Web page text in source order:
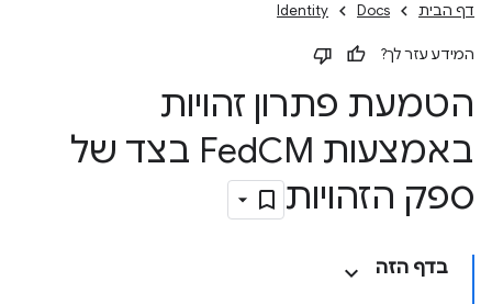
דף הבית Docs
Identity
המידע עזר לך?
הטמעת פתרון זהויות
באמצעות Fed
CM בצד של
ספק הזהויות
בדף הזה